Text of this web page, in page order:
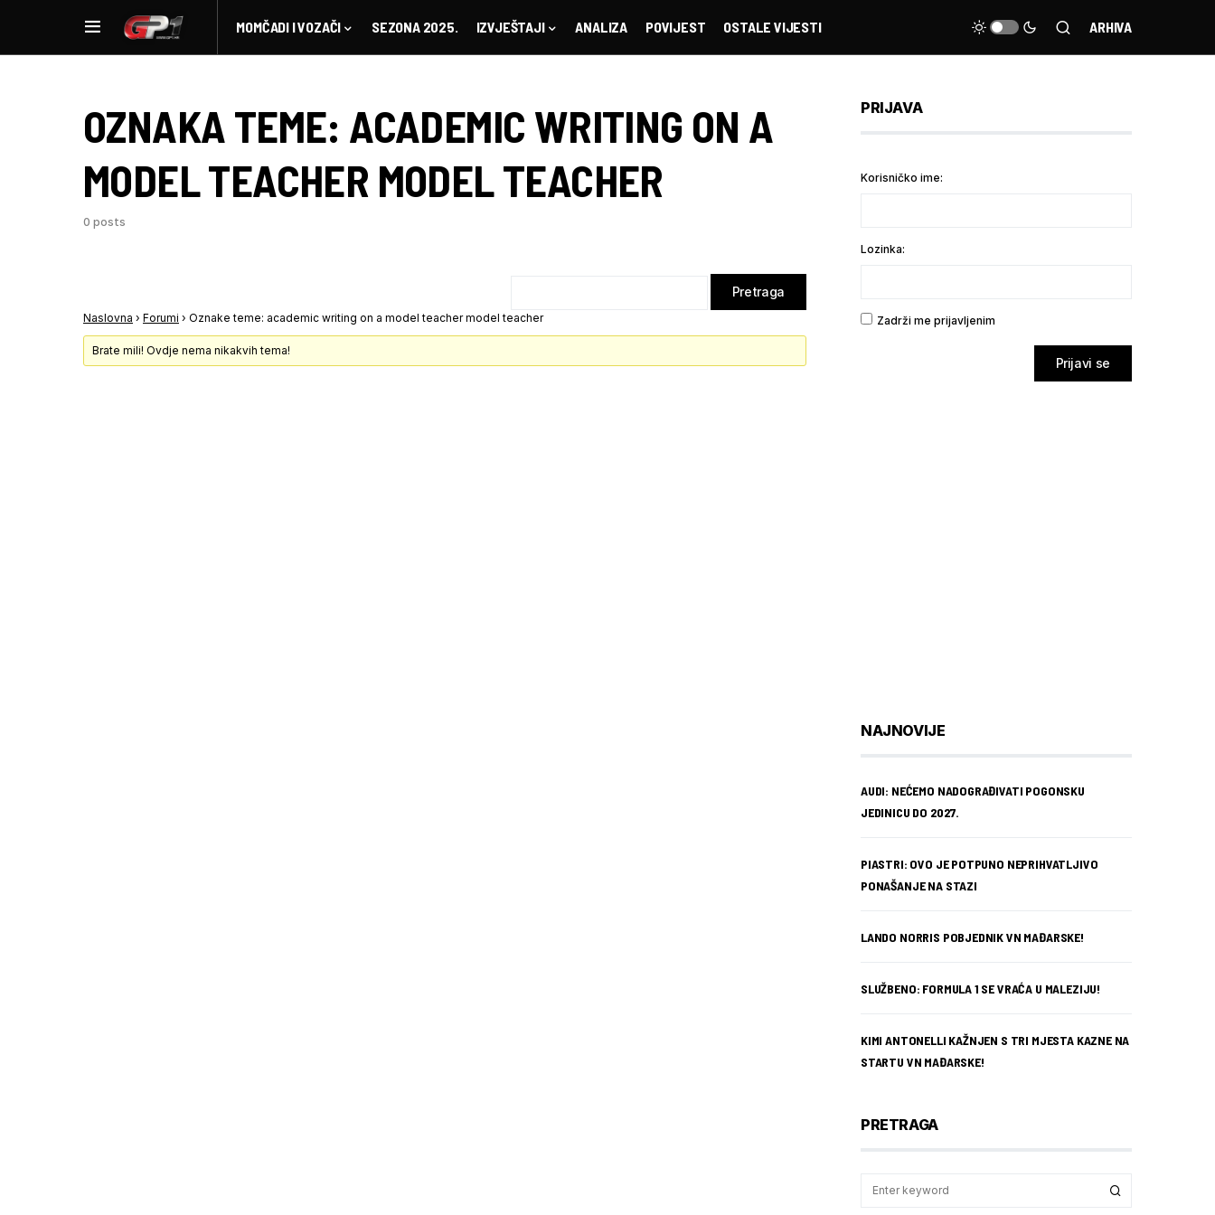
MOMČADI I VOZAČI SEZONA 2025. IZVJEŠTAJI ANALIZA POVIJEST OSTALE VIJESTI ARHIVA
OZNAKA TEME: ACADEMIC WRITING ON A
MODEL TEACHER MODEL TEACHER
0 posts
Naslovna › Forumi › Oznake teme: academic writing on a model teacher model teacher
Brate mili! Ovdje nema nikakvih tema!
PRIJAVA
Korisničko ime:
Lozinka:
Zadrži me prijavljenim
Prijavi se
NAJNOVIJE
AUDI: NEĆEMO NADOGRAĐIVATI POGONSKU
JEDINICU DO 2027.
PIASTRI: OVO JE POTPUNO NEPRIHVATLJIVO
PONAŠANJE NA STAZI
LANDO NORRIS POBJEDNIK VN MAĐARSKE!
SLUŽBENO: FORMULA 1 SE VRAĆA U MALEZIJU!
KIMI ANTONELLI KAŽNJEN S TRI MJESTA KAZNE NA
STARTU VN MAĐARSKE!
PRETRAGA